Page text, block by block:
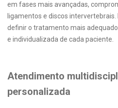
em fases mais avançadas,
ligamentos e discos
definir o tratamento mais
e individualizada de cada paciente.
Atendimento
personalizada